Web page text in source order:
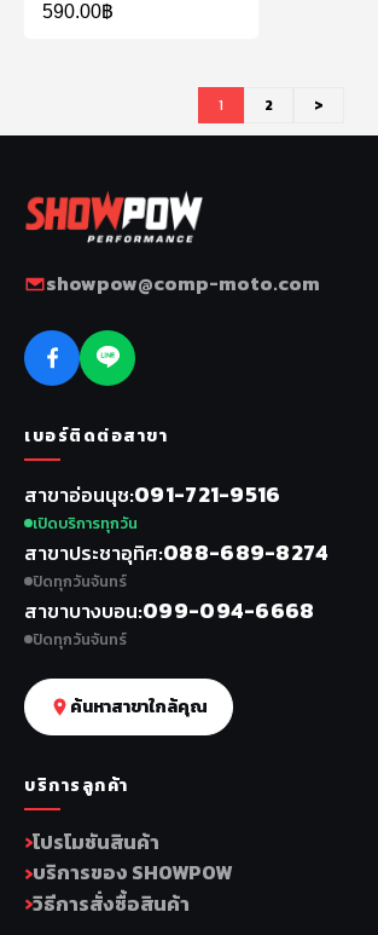
590.00฿
1 2 >
showpow@comp-moto.com
เบอร์ติดต่อสาขา
สาขาอ่อนนุช 091-721-9516
เปิดบริการทุกวัน
สาขาประชาอุทิศ 088-689-8274
ปิดทุกวันจันทร์
สาขาบางบอน 099-094-6668
ปิดทุกวันจันทร์
ค้นหาสาขาใกล้คุณ
บริการลูกค้า
โปรโมชันสินค้า
บริการของ SHOWPOW
วิธีการสั่งซื้อสินค้า